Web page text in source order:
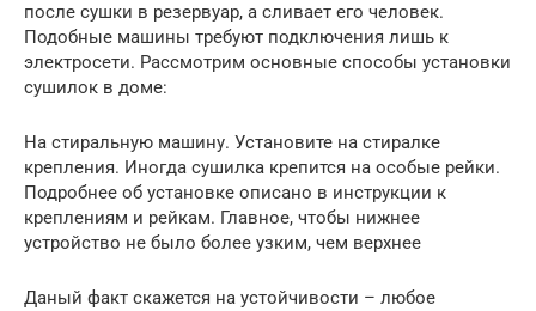
после сушки в резервуар, а сливает его человек.
Подобные машины требуют подключения лишь к
электросети. Рассмотрим основные способы установки
сушилок в доме:
На стиральную машину. Установите на стиралке
крепления. Иногда сушилка крепится на особые рейки.
Подробнее об установке описано в инструкции к
креплениям и рейкам. Главное, чтобы нижнее
устройство не было более узким, чем верхнее
Даный факт скажется на устойчивости – любое